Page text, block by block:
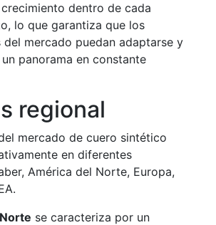
dentro de cada
lo que garantiza que los
mercado puedan adaptarse y
panorama en constante
regional
mercado de cuero sintético
en diferentes
América del Norte, Europa,
se caracteriza por un